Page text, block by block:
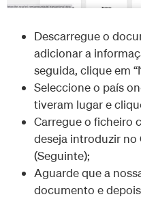
Descarregue o
adicionar a
seguida, clique em
Seleccione o país
tiveram lugar e
Carregue o ficheiro
deseja introduzir no
(Seguinte);
Aguarde que a
documento e